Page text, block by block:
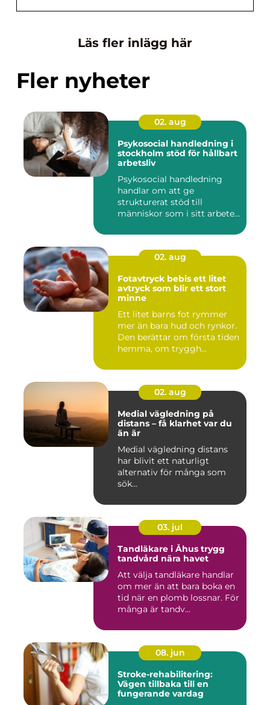
Läs fler inlägg här
Fler nyheter
02. aug
Psykosocial handledning i
stockholm stöd för hållbart
arbetsliv
Psykosocial handledning
handlar om att ge
strukturerat stöd till
människor som i sitt arbete
02. aug
Fotavtryck bebis ett litet
avtryck som blir ett stort
minne
Ett litet barns fot rymmer
mer än bara hud och rynkor.
Den berättar om första tiden
hemma, om tryggh...
02. aug
Medial vägledning på
distans – få klarhet var du
än är
Medial vägledning distans
har blivit ett naturligt
alternativ för många som
sök...
03. jul
Tandläkare i Åhus trygg
tandvård nära havet
Att välja tandläkare handlar
om mer än att bara boka en
tid när en plomb lossnar. För
många är tandv...
08. jun
Stroke-rehabilitering:
Vägen tillbaka till en
fungerande vardag